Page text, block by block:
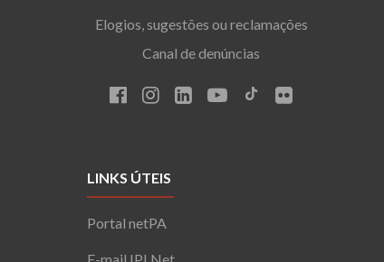
Elogios, sugestões ou reclamações
Canal de denúncias
LINKS ÚTEIS
Portal netPA